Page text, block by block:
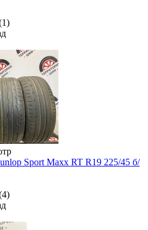
Sport Maxx RT R19 225/45 б/